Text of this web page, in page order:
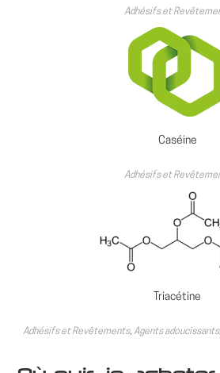
Adhésifs et
Caséine
Adhésifs et
Triacétine
Adhésifs et Revêtements, Agents adoucissants,